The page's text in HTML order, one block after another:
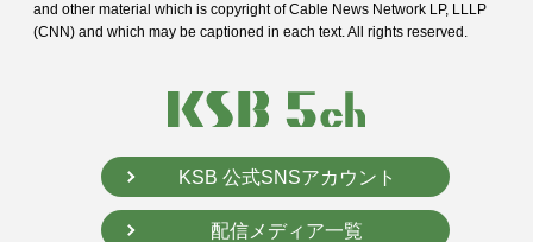
and other material which is copyright of Cable News Network LP, LLLP
(CNN) and which may be captioned in each text. All rights reserved.
KSB 公式SNSアカウント
配信メディア一覧